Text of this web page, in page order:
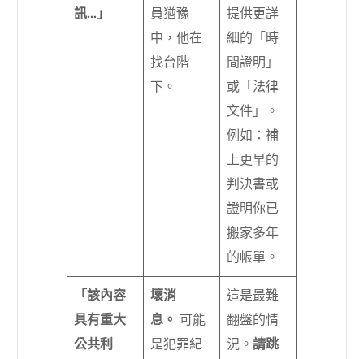
訊…」
員猶豫
中，他在
找台階
下。
提供更詳
細的「時
間證明」
或「法律
文件」。
例如：補
上更早的
判決書或
證明你已
搬家多年
的帳單。
「該內容
具有重大
公共利
壞消
息。 可能
是犯罪紀
這是最難
翻盤的情
況。請跳